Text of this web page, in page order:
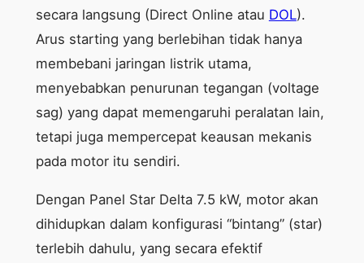
secara langsung (Direct Online atau DOL).
Arus starting yang berlebihan tidak hanya
membebani jaringan listrik utama,
menyebabkan penurunan tegangan (voltage
sag) yang dapat memengaruhi peralatan lain,
tetapi juga mempercepat keausan mekanis
pada motor itu sendiri.
Dengan Panel Star Delta 7.5 kW, motor akan
dihidupkan dalam konfigurasi “bintang” (star)
terlebih dahulu, yang secara efektif